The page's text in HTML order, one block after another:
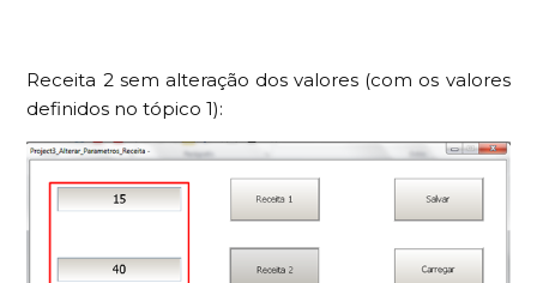
Receita 2 sem alteração dos valores (com os valores
definidos no tópico 1):